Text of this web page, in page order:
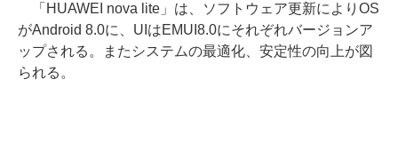
「HUAWEI nova lite」は、ソフトウェア更新によりOS
がAndroid 8.0に、UIはEMUI8.0にそれぞれバージョンア
ップされる。またシステムの最適化、安定性の向上が図
られる。